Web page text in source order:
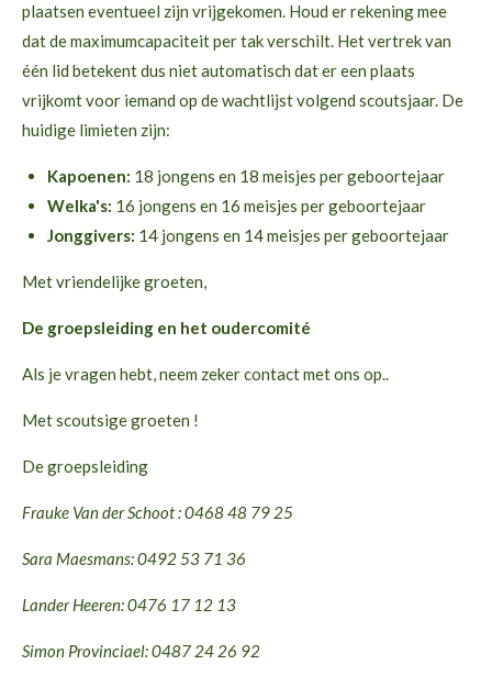
plaatsen eventueel zijn vrijgekomen. Houd er rekening mee
dat de maximumcapaciteit per tak verschilt. Het vertrek van
één lid betekent dus niet automatisch dat er een plaats
vrijkomt voor iemand op de wachtlijst volgend scoutsjaar. De
huidige limieten zijn:
Kapoenen: 18 jongens en 18 meisjes per geboortejaar
Welka's: 16 jongens en 16 meisjes per geboortejaar
Jonggivers: 14 jongens en 14 meisjes per geboortejaar
Met vriendelijke groeten,
De groepsleiding en het oudercomité
Als je vragen hebt, neem zeker contact met ons op..
Met scoutsige groeten !
De groepsleiding
Frauke Van der Schoot : 0468 48 79 25
Sara Maesmans: 0492 53 71 36
Lander Heeren: 0476 17 12 13
Simon Provinciael: 0487 24 26 92